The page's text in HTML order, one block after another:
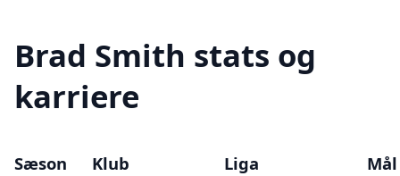
Brad Smith stats og
karriere
Sæson Klub Liga Mål